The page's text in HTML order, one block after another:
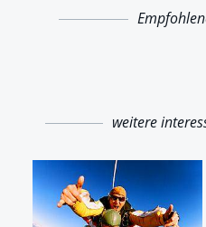
weitere